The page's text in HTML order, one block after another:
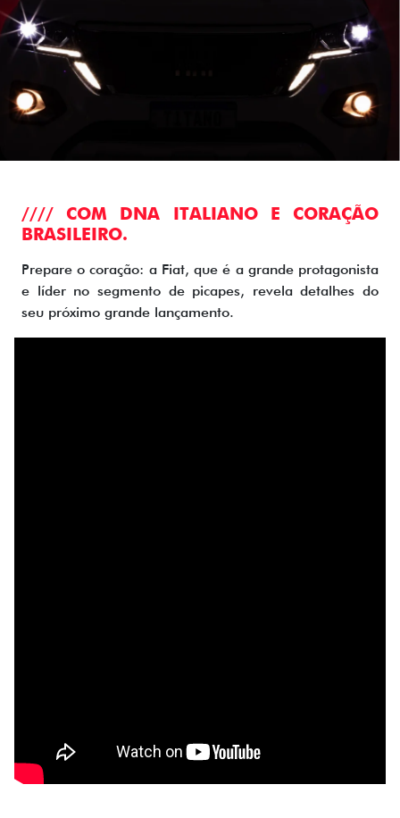
//// COM DNA ITALIANO E CORAÇÃO
BRASILEIRO.
Prepare o coração: a Fiat, que é a grande protagonista
e líder no segmento de picapes, revela detalhes do
seu próximo grande lançamento.